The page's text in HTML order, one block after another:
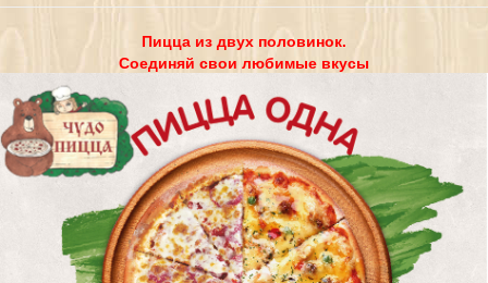
Пицца из двух половинок.
Соединяй свои любимые вкусы